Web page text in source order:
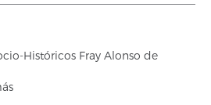
Históricos Fray Alonso de